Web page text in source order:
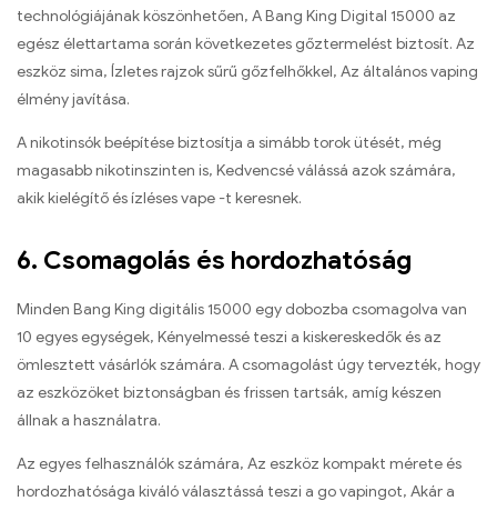
technológiájának köszönhetően, A Bang King Digital 15000 az
egész élettartama során következetes gőztermelést biztosít. Az
eszköz sima, Ízletes rajzok sűrű gőzfelhőkkel, Az általános vaping
élmény javítása.
A nikotinsók beépítése biztosítja a simább torok ütését, még
magasabb nikotinszinten is, Kedvencsé válássá azok számára,
akik kielégítő és ízléses vape -t keresnek.
6. Csomagolás és hordozhatóság
Minden Bang King digitális 15000 egy dobozba csomagolva van
10 egyes egységek, Kényelmessé teszi a kiskereskedők és az
ömlesztett vásárlók számára. A csomagolást úgy tervezték, hogy
az eszközöket biztonságban és frissen tartsák, amíg készen
állnak a használatra.
Az egyes felhasználók számára, Az eszköz kompakt mérete és
hordozhatósága kiváló választássá teszi a go vapingot, Akár a